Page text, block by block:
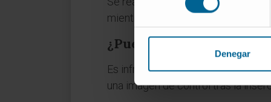
Denegar
mientras el radiólogo avanza la
¿Puede moverse el
Es infrecuente, pero puede
una imagen de control tras la